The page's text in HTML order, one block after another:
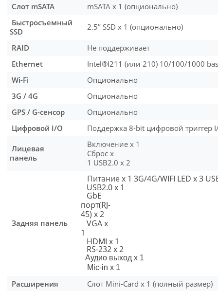
Слот mSATA
mSATA x 1 (опционально)
Быстросъемный
SSD
2.5’’ SSD x 1 (опционально)
RAID
Не поддерживает
Ethernet
Intel®I211 (или 210) 10/100/1000
Wi-Fi
Опционально
3G / 4G
Опционально
GPS / G-сенсор
Опционально
Цифровой I/O
Поддержка 8-bit цифровой триггер
Лицевая
панель
Включение x 1
Сброс x
1 USB2.0 x 2
Задняя панель
Питаниеx 1 3G/4G/WIFI LED x 3
USB2.0 x 1
GbE
порт(RJ-
45) x 2
VGA x
1
HDMI x 1
RS-232 x 2
Аудио выход x 1
Mic-in x 1
Расширения Слот Mini-Card x 1 (полный размер)